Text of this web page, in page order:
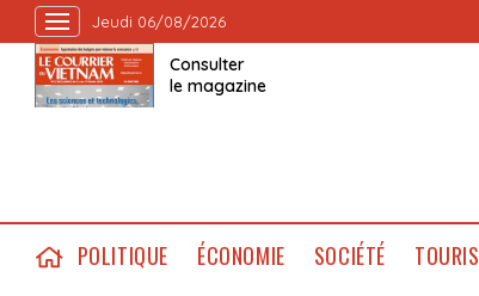
Jeudi 06/08/2026
Consulter
le magazine
POLITIQUE ÉCONOMIE SOCIÉTÉ